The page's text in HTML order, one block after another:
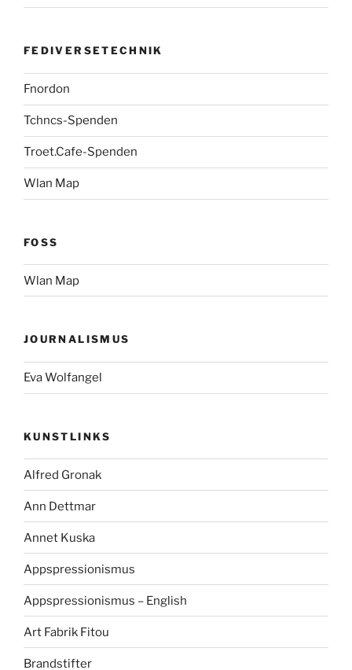
FEDIVERSETECHNIK
Fnordon
Tchncs-Spenden
Troet.Cafe-Spenden
Wlan Map
FOSS
Wlan Map
JOURNALISMUS
Eva Wolfangel
KUNSTLINKS
Alfred Gronak
Ann Dettmar
Annet Kuska
Appspressionismus
Appspressionismus – English
Art Fabrik Fitou
Brandstifter